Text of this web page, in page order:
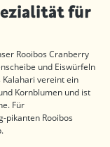
für
Rooibos Cranberry
und Eiswürfeln
vereint ein
Kornblumen und ist
Für
pikanten Rooibos